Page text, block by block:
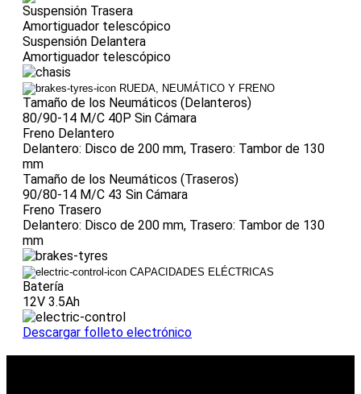
Suspensión Trasera
Amortiguador telescópico
Suspensión Delantera
Amortiguador telescópico
RUEDA, NEUMÁTICO Y FRENO
Tamaño de los Neumáticos (Delanteros)
80/90-14 M/C 40P Sin Cámara
Freno Delantero
Delantero: Disco de 200 mm, Trasero: Tambor de 130
mm
Tamaño de los Neumáticos (Traseros)
90/80-14 M/C 43 Sin Cámara
Freno Trasero
Delantero: Disco de 200 mm, Trasero: Tambor de 130
mm
CAPACIDADES ELÉCTRICAS
Batería
12V 3.5Ah
Descargar folleto electrónico